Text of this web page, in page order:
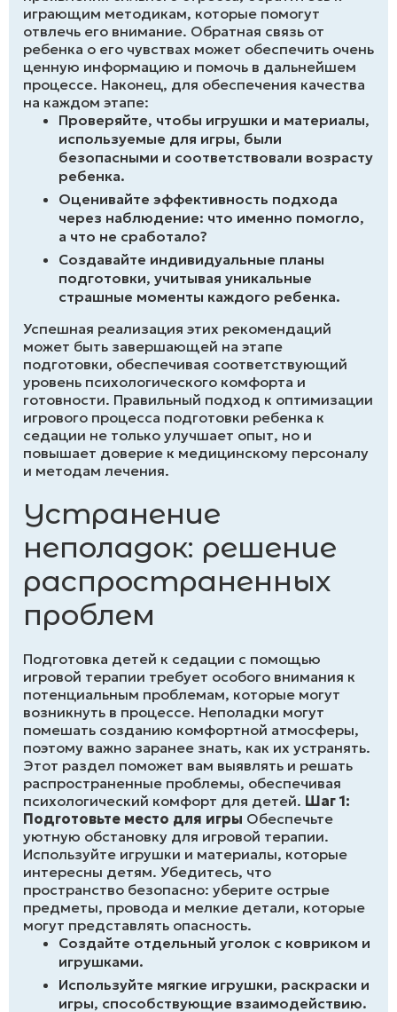
играющим методикам, которые помогут
отвлечь его внимание. Обратная связь от
ребенка о его чувствах может обеспечить очень
ценную информацию и помочь в дальнейшем
процессе. Наконец, для обеспечения качества
на каждом этапе:
Проверяйте, чтобы игрушки и материалы,
используемые для игры, были
безопасными и соответствовали возрасту
ребенка.
Оценивайте эффективность подхода
через наблюдение: что именно помогло,
а что не сработало?
Создавайте индивидуальные планы
подготовки, учитывая уникальные
страшные моменты каждого ребенка.
Успешная реализация этих рекомендаций
может быть завершающей на этапе
подготовки, обеспечивая соответствующий
уровень психологического комфорта и
готовности. Правильный подход к оптимизации
игрового процесса подготовки ребенка к
седации не только улучшает опыт, но и
повышает доверие к медицинскому персоналу
и методам лечения.
Устранение
неполадок: решение
распространенных
проблем
Подготовка детей к седации с помощью
игровой терапии требует особого внимания к
потенциальным проблемам, которые могут
возникнуть в процессе. Неполадки могут
помешать созданию комфортной атмосферы,
поэтому важно заранее знать, как их устранять.
Этот раздел поможет вам выявлять и решать
распространенные проблемы, обеспечивая
психологический комфорт для детей. Шаг 1:
Подготовьте место для игры Обеспечьте
уютную обстановку для игровой терапии.
Используйте игрушки и материалы, которые
интересны детям. Убедитесь, что
пространство безопасно: уберите острые
предметы, провода и мелкие детали, которые
могут представлять опасность.
Создайте отдельный уголок с ковриком и
игрушками.
Используйте мягкие игрушки, раскраски и
игры, способствующие взаимодействию.